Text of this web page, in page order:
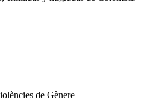
de Gènere